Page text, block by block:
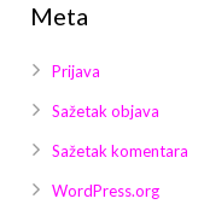
Meta
Prijava
Sažetak objava
Sažetak komentara
WordPress.org